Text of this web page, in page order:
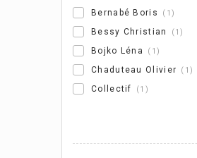
Bernabé Boris 1
Bessy Christian 1
Bojko Léna 1
Chaduteau Olivier 1
Collectif 1